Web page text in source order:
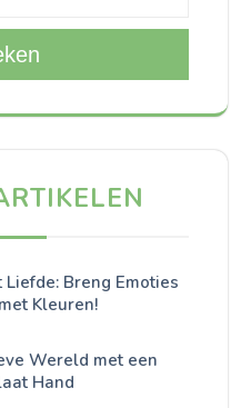
Breng Emoties
Kleuren!
Wereld met een
Hand